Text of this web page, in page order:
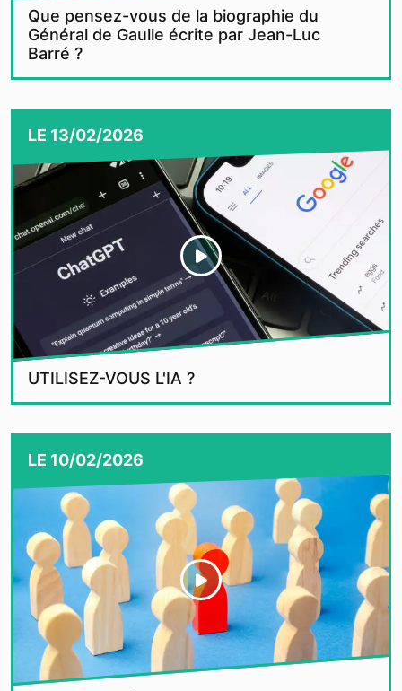
Que pensez-vous de la biographie du
Général de Gaulle écrite par Jean-Luc
Barré ?
LE 13/02/2026
UTILISEZ-VOUS L'IA ?
LE 10/02/2026